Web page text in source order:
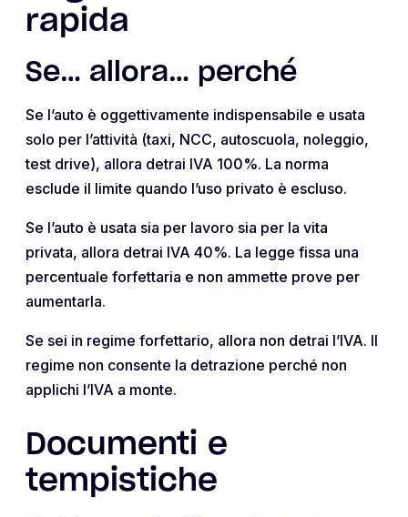
rapida
Se… allora… perché
Se l’auto è oggettivamente indispensabile e usata
solo per l’attività (taxi, NCC, autoscuola, noleggio,
test drive), allora detrai IVA 100%. La norma
esclude il limite quando l’uso privato è escluso.
Se l’auto è usata sia per lavoro sia per la vita
privata, allora detrai IVA 40%. La legge fissa una
percentuale forfettaria e non ammette prove per
aumentarla.
Se sei in regime forfettario, allora non detrai l’IVA. Il
regime non consente la detrazione perché non
applichi l’IVA a monte.
Documenti e
tempistiche